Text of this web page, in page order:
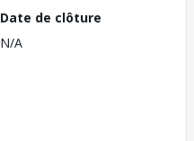
Date de clôture
N/A